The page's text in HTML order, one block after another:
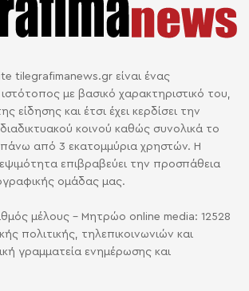
tilegrafimanews.gr είναι ένας
με βασικό χαρακτηριστικό του,
είδησης και έτσι έχει κερδίσει την
κοινού καθώς συνολικά το
πάνω από 3 εκατομμύρια χρηστών. Η
επιβραβεύει την προσπάθεια
ομάδας μας.
μέλους - Μητρώο online media: 12528
πολιτικής, τηλεπικοινωνιών και
γραμματεία ενημέρωσης και